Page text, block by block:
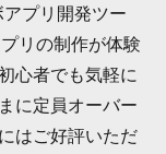
プリ開発ツー
リの制作が体験
心者でも気軽に
に定員オーバー
はご好評いただ